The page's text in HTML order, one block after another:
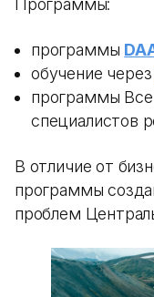
Программы:
программы
обучение через
программы
специалистов
В отличие от
программы
проблем